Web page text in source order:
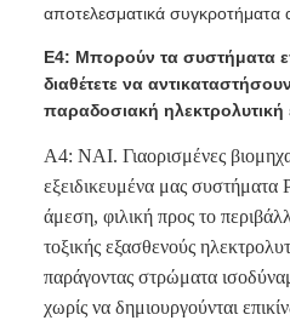
αποτελεσματικά συγκροτήματα
Ε4: Μπορούν τα συστήματα
διαθέτετε να
παραδοσιακή
A4: ΝΑΙ. Γιαορισμένες
εξειδικευμένα μας
άμεση, φιλική προς το
τοξικής εξασθενούς
παράγοντας στρώματα
χωρίς να δημιουργούνται